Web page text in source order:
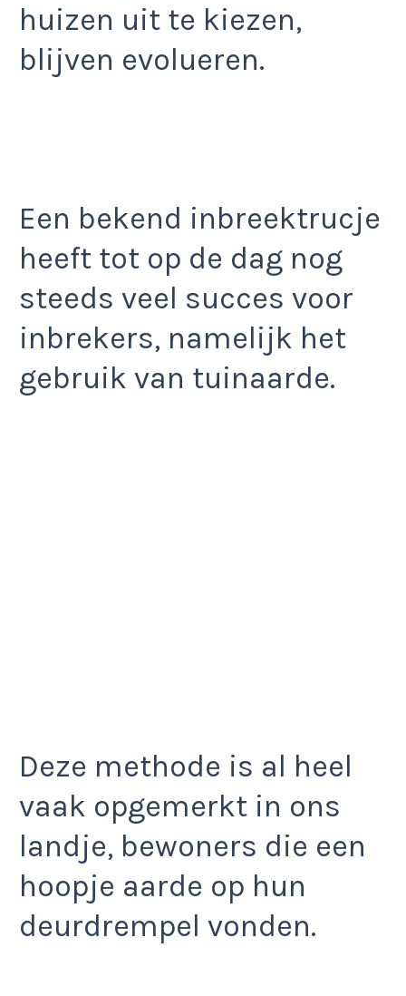
huizen uit te kiezen,
blijven evolueren.
Een bekend inbreektrucje
heeft tot op de dag nog
steeds veel succes voor
inbrekers, namelijk het
gebruik van tuinaarde.
Deze methode is al heel
vaak opgemerkt in ons
landje, bewoners die een
hoopje aarde op hun
deurdrempel vonden.